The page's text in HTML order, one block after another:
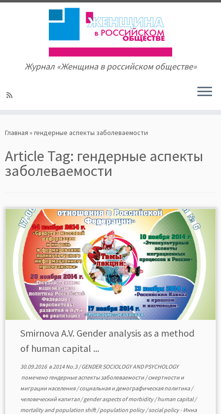
to
Журнал «Женщина в российском обществе»
Главная » гендерные аспекты заболеваемости
Article Tag: гендерные аспекты
заболеваемости
Smirnova A.V. Gender analysis as a method
of human capital ...
30.09.2016в2014 No.3/GENDER SOCIOLOGY AND PSYCHOLOGY
помечено гендерные аспекты заболеваемости /смертности и
миграции населения/социальная и демографическая политика/
человеческий капитал/gender aspects of morbidity/human capital/
mortality and population shift/population policy/social policy- Инна